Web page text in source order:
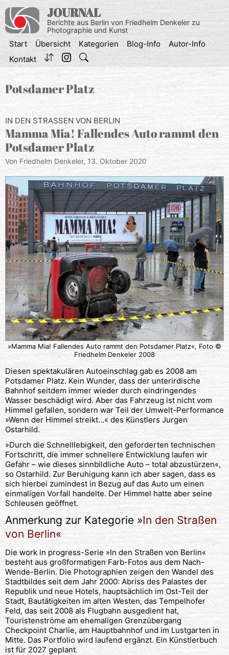
Inhalt
springen
JOURNAL
Berichte aus Berlin von Friedhelm Denkeler zu
Photographie und Kunst
Start Übersicht Kategorien Blog-Info
Autor-Info
Kontakt
Potsdamer Platz
IN DEN STRASSEN VON BERLIN
Mamma Mia! Fallendes Auto rammt den
Potsdamer Platz
Von Friedhelm Denkeler, 13. Oktober 2020
»Mamma Mia! Fallendes Auto rammt den Potsdamer Platz«, Foto ©
Friedhelm Denkeler 2008
Diesen spektakulären Autoeinschlag gab es 2008 am
Potsdamer Platz. Kein Wunder, dass der unterirdische
Bahnhof seitdem immer wieder durch eindringendes
Wasser beschädigt wird. Aber das Fahrzeug ist nicht vom
Himmel gefallen, sondern war Teil der Umwelt-Performance
»Wenn der Himmel streikt…« des Künstlers Jurgen
Ostarhild.
»Durch die Schnelllebigkeit, den geforderten technischen
Fortschritt, die immer schnellere Entwicklung laufen wir
Gefahr – wie dieses sinnbildliche Auto – total abzustürzen«,
so Ostarhild. Zur Beruhigung kann ich aber sagen, dass es
sich hierbei zumindest in Bezug auf das Auto um einen
einmaligen Vorfall handelte. Der Himmel hatte aber seine
Schleusen geöffnet.
Anmerkung zur Kategorie »In den Straßen
von Berlin«
Die work in progress-Serie »In den Straßen von Berlin«
besteht aus großformatigen Farb-Fotos aus dem Nach-
Wende-Berlin. Die Photographien zeigen den Wandel des
Stadtbildes seit dem Jahr 2000: Abriss des Palastes der
Republik und neue Hotels, hauptsächlich im Ost-Teil der
Stadt, Bautätigkeiten im alten Westen, das Tempelhofer
Feld, das seit 2008 als Flugbahn ausgedient hat,
Touristenströme am ehemaligen Grenzübergang
Checkpoint Charlie, am Hauptbahnhof und im Lustgarten in
Mitte. Das Portfolio wird laufend ergänzt. Ein Künstlerbuch
ist für 2027 geplant.